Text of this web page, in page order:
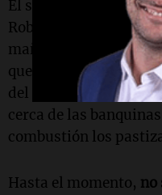
El secretario de
Roberto Schreiner,
mañana del viernes,
que estaba entrando
del Condorito se
cerca de las
combustión los
Hasta el momento, no